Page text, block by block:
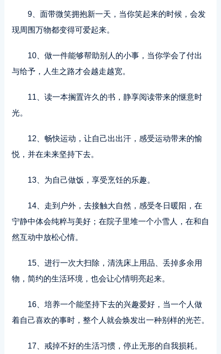
9、面带微笑拥抱新一天，当你笑起来的时候，会发
现周围万物都变得可爱起来。
10、做一件能够帮助别人的小事，当你学会了付出
与给予，人生之路才会越走越宽。
11、读一本搁置许久的书，静享阅读带来的惬意时
光。
12、畅快运动，让自己出出汗，感受运动带来的愉
悦，并在未来坚持下去。
13、为自己做饭，享受烹饪的乐趣。
14、走到户外，去接触大自然，感受冬日暖阳，在
宁静中体会纯粹与美好；在院子里堆一个小雪人，在和自
然互动中放松心情。
15、进行一次大扫除，清洗床上用品、丢掉多余用
物，简约的生活环境，也会让心情明亮起来。
16、培养一个能坚持下去的兴趣爱好，当一个人做
着自己喜欢的事时，整个人就会焕发出一种别样的光芒。
17、戒掉不好的生活习惯，停止无形的自我损耗。